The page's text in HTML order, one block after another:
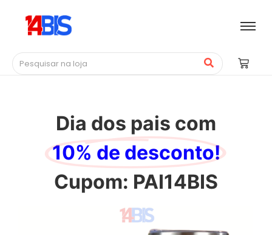
Dia dos pais com
10% de desconto!
Cupom: PAI14BIS